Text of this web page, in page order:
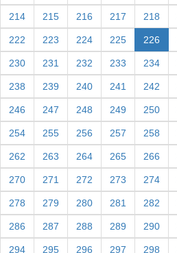
214 215 216 217 218
222 223 224 225 226
230 231 232 233 234
238 239 240 241 242
246 247 248 249 250
254 255 256 257 258
262 263 264 265 266
270 271 272 273 274
278 279 280 281 282
286 287 288 289 290
294 295 296 297 298